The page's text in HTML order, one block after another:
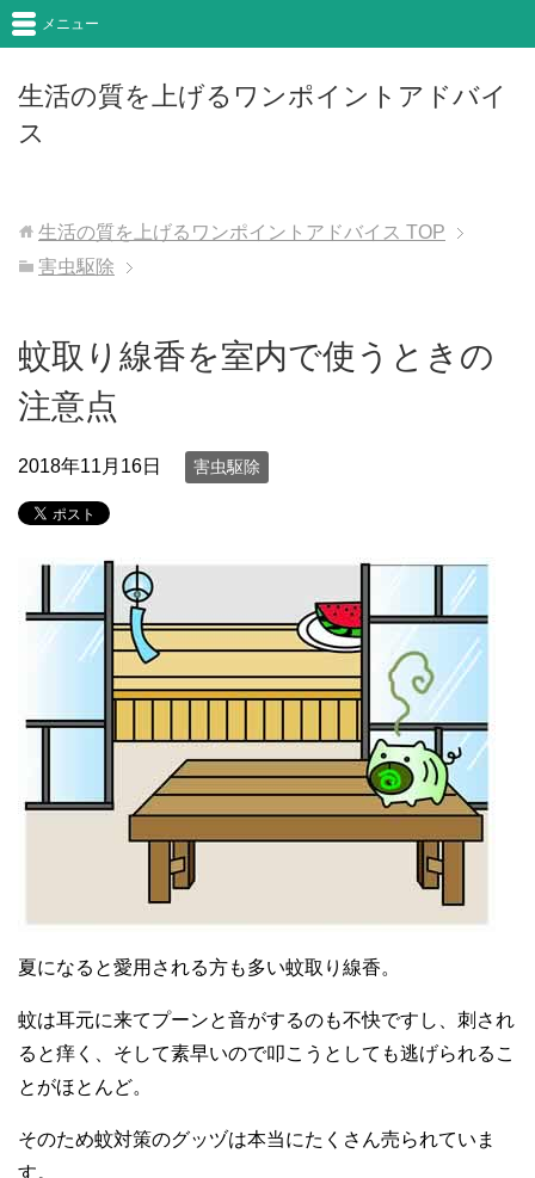
生活の質を上げるワンポイントアドバイ
ス
メニュー
生活の質を上げるワンポイントアドバイス TOP
害虫駆除
蚊取り線香を室内で使うときの
注意点
2018年11月16日 害虫駆除
夏になると愛用される方も多い蚊取り線香。
蚊は耳元に来てプーンと音がするのも不快ですし、刺され
ると痒く、そして素早いので叩こうとしても逃げられるこ
とがほとんど。
そのため蚊対策のグッヅは本当にたくさん売られていま
す。